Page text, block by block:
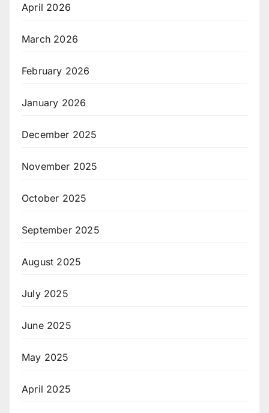
April 2026
March 2026
February 2026
January 2026
December 2025
November 2025
October 2025
September 2025
August 2025
July 2025
June 2025
May 2025
April 2025